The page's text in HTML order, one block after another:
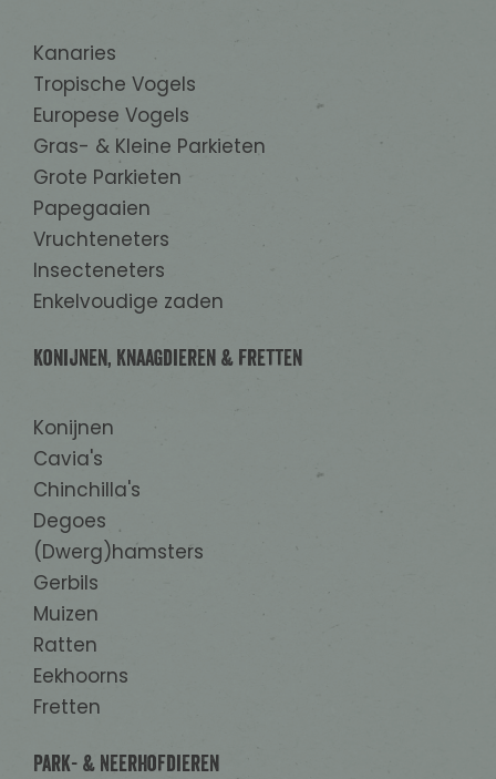
Sensoriële toevoegingsmiddelen: 2a161g
Canthaxanthine 2 mg.
Kanaries
Tropische Vogels
Europese Vogels
Gras- & Kleine Parkieten
Grote Parkieten
Papegaaien
Vruchteneters
Insecteneters
Enkelvoudige zaden
Konijnen, Knaagdieren & Fretten
Konijnen
Cavia's
Chinchilla's
Degoes
(Dwerg)hamsters
Gerbils
Muizen
Ratten
Eekhoorns
Fretten
Park- & Neerhofdieren